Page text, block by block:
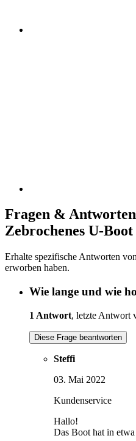
Fragen &
Zebrochenes U-Boot
Erhalte spezifische Antworten
erworben haben.
Wie lange und wie
1 Antwort, letzte Antwort
Diese Frage beantworten
Steffi
03. Mai 2022
Kundenservice
Hallo!
Das Boot hat in